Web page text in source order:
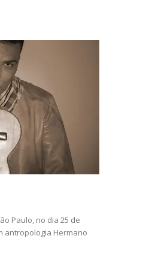
Paulo, no dia 25 de
antropologia Hermano